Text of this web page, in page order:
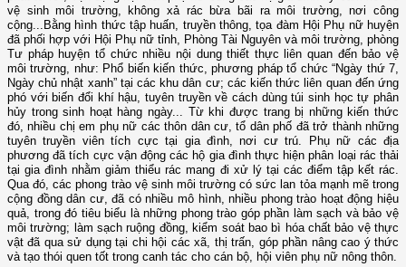
vệ sinh môi trường, không xả rác bừa bãi ra môi trường, nơi công
cộng...Bằng hình thức tập huấn, truyền thông, tọa đàm Hội Phụ nữ huyện
đã phối hợp với Hội Phụ nữ tỉnh, Phòng Tài Nguyên và môi trường, phòng
Tư pháp huyện tổ chức nhiều nội dung thiết thực liên quan đến bảo vệ
môi trường, như: Phổ biến kiến thức, phương pháp tổ chức “Ngày thứ 7,
Ngày chủ nhật xanh” tại các khu dân cư; các kiến thức liên quan đến ứng
phó với biến đổi khí hậu, tuyên truyền về cách dùng túi sinh học tự phân
hủy trong sinh hoạt hàng ngày... Từ khi được trang bị những kiến thức
đó, nhiều chị em phụ nữ các thôn dân cư, tổ dân phố đã trở thành những
tuyên truyền viên tích cực tại gia đình, nơi cư trú. Phụ nữ các địa
phương đã tích cực vận động các hộ gia đình thực hiện phân loại rác thải
tại gia đình nhằm giảm thiểu rác mang đi xử lý tại các điểm tập kết rác.
Qua đó, các phong trào vệ sinh môi trường có sức lan tỏa mạnh mẽ trong
cộng đồng dân cư, đã có nhiều mô hình, nhiều phong trào hoạt động hiệu
quả, trong đó tiêu biểu là những phong trào góp phần làm sạch và bảo vệ
môi trường; làm sạch ruộng đồng, kiểm soát bao bì hóa chất bảo vệ thực
vật đã qua sử dụng tại chi hội các xã, thị trấn, góp phần nâng cao ý thức
và tạo thói quen tốt trong canh tác cho cán bộ, hội viên phụ nữ nông thôn.